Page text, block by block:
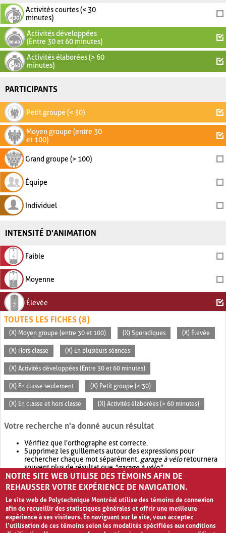
Activités courtes (< 30
minutes)
Activités développées
(Entre 30 et 60 minutes)
Activités élaborées (> 60
minutes)
PARTICIPANTS
Petit groupe (< 30)
Moyen groupe (entre 30
et 100)
Grand groupe (> 100)
Équipe
Individuel
INTENSITÉ D'ANIMATION
Faible
Moyenne
Élevée
TOUTES LES FICHES (8)
(X) Moyen groupe (entre 30 et 100) (X) Sporadiques (X) Élevée
(X) Hors classe (X) En plusieurs séances
(X) Activités développées (Entre 30 et 60 minutes)
(X) En classe seulement (X) Petit groupe (< 30)
(X) En classe et hors classe (X) Activités élaborées (> 60 minutes)
Votre recherche n'a donné aucun résultat
Vérifiez que l'orthographe est correcte.
Supprimez les guillemets autour des expressions pour
rechercher chaque mot séparément. garage à véloretournera
souvent plus de résultat que"garage à vélo".
Envisagez d'élargir votre recherche avec OR.garage OR vélo
retournera souvent plus de résultat quegarage à vélo
NOTRE SITE WEB UTILISE DES TÉMOINS AFIN DE
REHAUSSER VOTRE EXPÉRIENCE DE NAVIGATION.
Le site web de Polytechnique Montréal utilise des témoins de connexion
afin de recueillir des statistiques générales et offrir une meilleure
expérience à ses visiteurs. En naviguant sur le site, vous acceptez
l’utilisation de ces témoins selon les modalités spécifiées aux conditions